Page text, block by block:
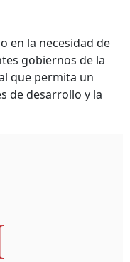
en la necesidad de
gobiernos de la
que permita un
de desarrollo y la